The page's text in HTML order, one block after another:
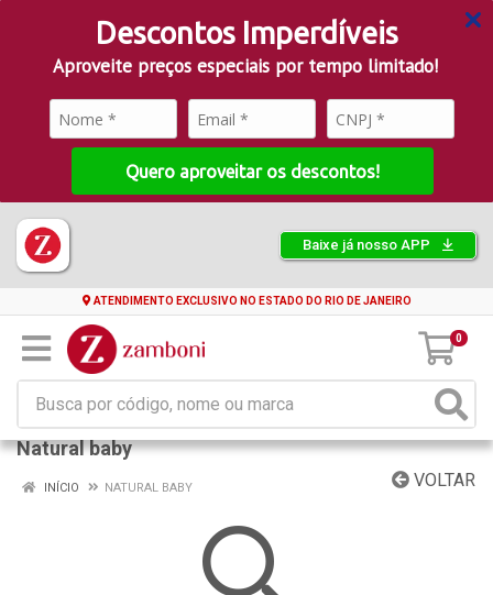
Descontos Imperdíveis
Aproveite preços especiais por tempo limitado!
Quero aproveitar os descontos!
Baixe já nosso APP
ATENDIMENTO EXCLUSIVO NO ESTADO DO RIO DE JANEIRO
0
Natural baby
VOLTAR
INÍCIO NATURAL BABY